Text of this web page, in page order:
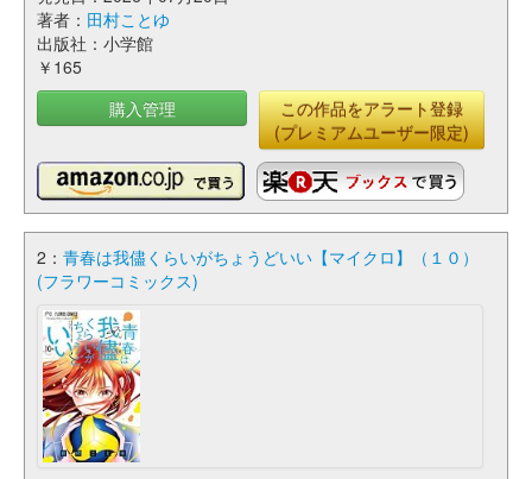
著者： 田村ことゆ
出版社：小学館
￥165
購入管理
この作品をアラート登録
(プレミアムユーザー限定)
2： 青春は我儘くらいがちょうどいい【マイクロ】（１０）
(フラワーコミックス)